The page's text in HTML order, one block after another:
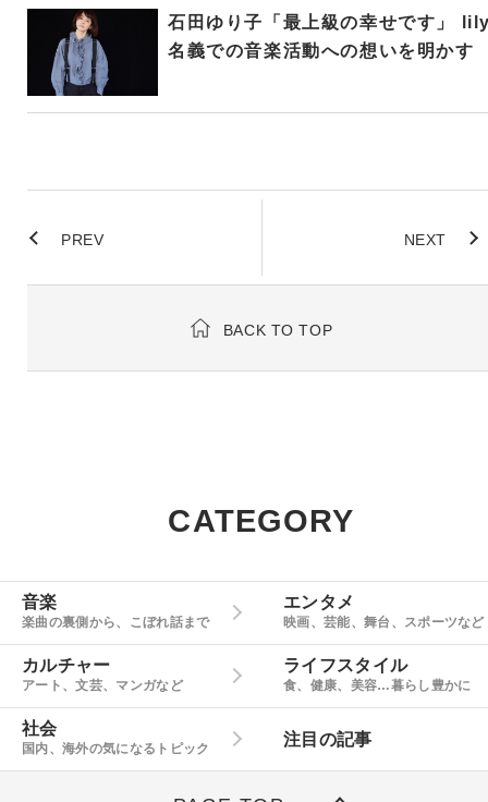
石田ゆり子「最上級の幸せです」
名義での音楽活動への想いを明かす
PREV NEXT
BACK TO TOP
CATEGORY
音楽
楽曲の裏側から、こぼれ話まで
エンタメ
映画、芸能、舞台、スポーツなど
カルチャー
アート、文芸、マンガなど
ライフスタイル
食、健康、美容…暮らし豊かに
社会
国内、海外の気になるトピック
注目の記事